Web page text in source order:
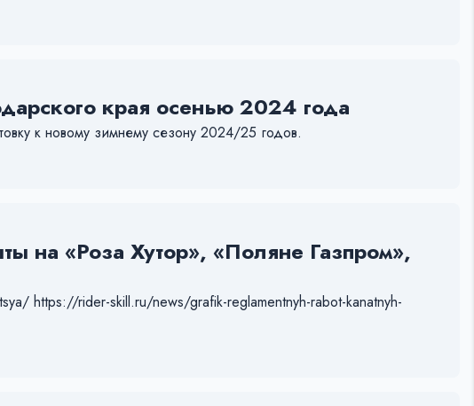
края осенью 2024 года
к новому зимнему сезону 2024/25 годов.
на «Роза Хутор», «Поляне Газпром»,
https://rider-skill.ru/news/grafik-reglamentnyh-rabot-kanatnyh-